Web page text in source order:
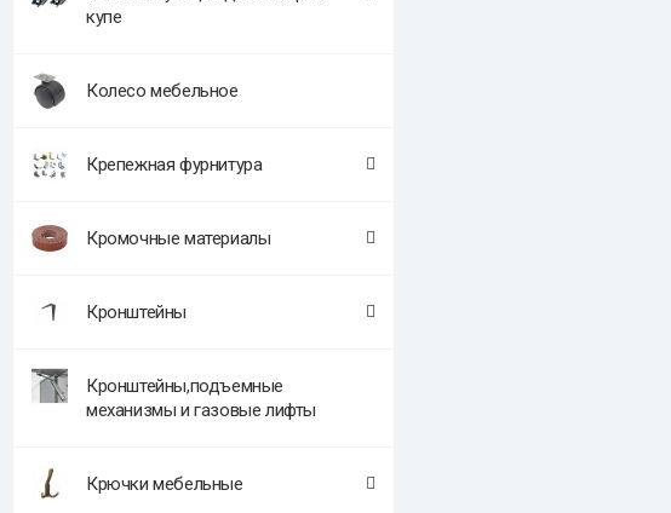
купе
Колесо мебельное
Крепежная фурнитура
Кромочные материалы
Кронштейны
Кронштейны,подъемные
механизмы и газовые лифты
Крючки мебельные